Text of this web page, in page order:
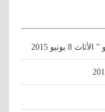
الأثاث 8 يونيو 2015